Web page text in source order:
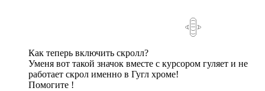
Как теперь включить скролл?
Уменя вот такой значок вместе с курсором гуляет и не
работает скрол именно в Гугл хроме!
Помогите !